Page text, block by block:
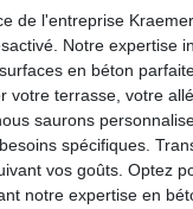
de l'entreprise
Notre expertise
en béton
votre terrasse, votre
saurons
spécifiques.
vos goûts. Optez
notre expertise en